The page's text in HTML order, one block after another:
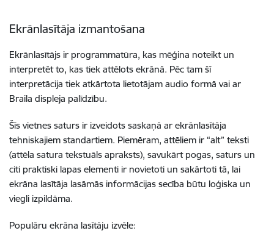
Ekrānlasītāja izmantošana
Ekrānlasītājs ir programmatūra, kas mēģina noteikt un
interpretēt to, kas tiek attēlots ekrānā. Pēc tam šī
interpretācija tiek atkārtota lietotājam audio formā vai ar
Braila displeja palīdzību.
Šīs vietnes saturs ir izveidots saskaņā ar ekrānlasītāja
tehniskajiem standartiem. Piemēram, attēliem ir “alt” teksti
(attēla satura tekstuāls apraksts), savukārt pogas, saturs un
citi praktiski lapas elementi ir novietoti un sakārtoti tā, lai
ekrāna lasītāja lasāmās informācijas secība būtu loģiska un
viegli izpildāma.
Populāru ekrāna lasītāju izvēle: